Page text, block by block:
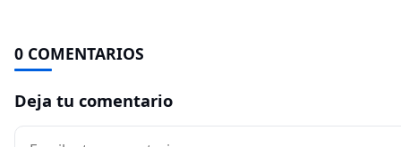
0 COMENTARIOS
Deja tu comentario
Comentario